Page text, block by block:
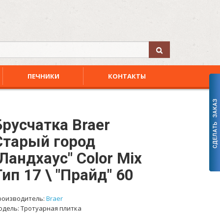
ПЕЧНИКИ КОНТАКТЫ
Braer
город
Color Mix
17 \ "Прайд" 60
Braer
Тротуарная плитка